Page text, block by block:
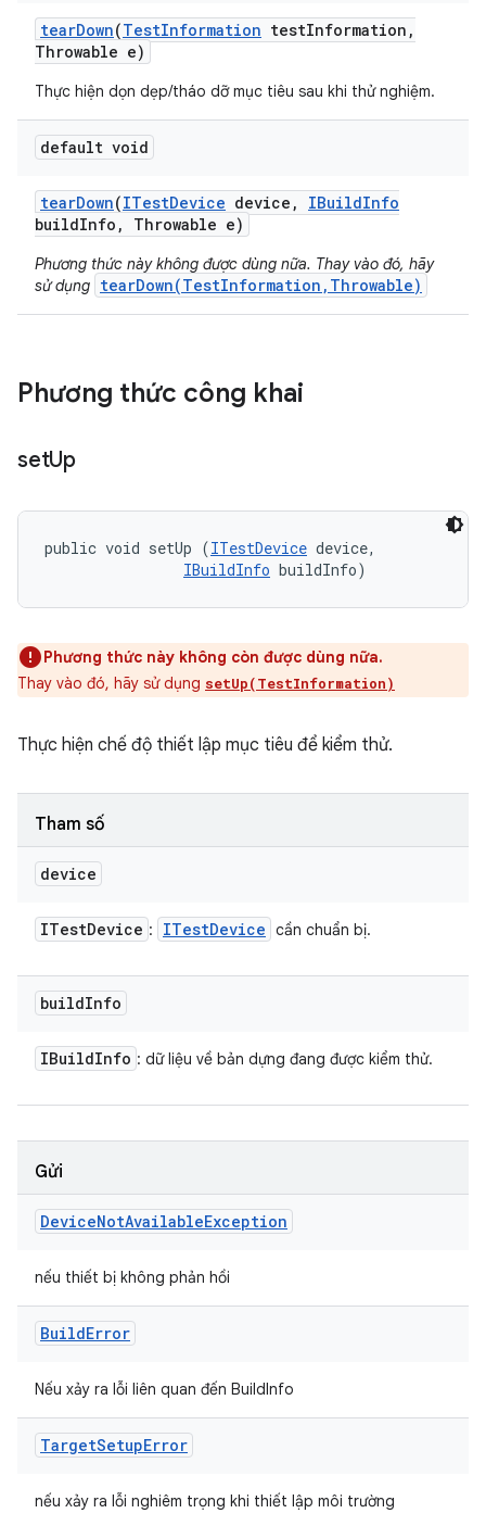
tearDown(TestInformation testInformation ,
Throwable e)
Thực hiện dọn dẹp/tháo dỡ mục tiêu sau khi thử nghiệm.
default void
tearDown(ITestDevice device , IBuildInfo
buildInfo , Throwable e)
Phương thức này không được dùng nữa. Thay vào đó, hãy
sử dụng tearDown(TestInformation,Throwable)
Phương thức công khai
setUp
public void setUp (ITestDevice device,
IBuildInfo buildInfo)
Phương thức này không còn được dùng nữa.
Thay vào đó, hãy sử dụng setUp(TestInformation)
Thực hiện chế độ thiết lập mục tiêu để kiểm thử.
Tham số
device
ITestDevice : ITestDevice cần chuẩn bị.
buildInfo
IBuildInfo : dữ liệu về bản dựng đang được kiểm thử.
Gửi
DeviceNotAvailableException
nếu thiết bị không phản hồi
BuildError
Nếu xảy ra lỗi liên quan đến BuildInfo
TargetSetupError
nếu xảy ra lỗi nghiêm trọng khi thiết lập môi trường